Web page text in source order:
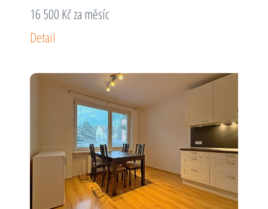
16 500 Kč za měsíc
Detail